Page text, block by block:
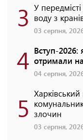
3 У
воду з
03 серпня,
4 Вступ-2026:
отримали
04 серпня,
5 злочин
03 серпня,